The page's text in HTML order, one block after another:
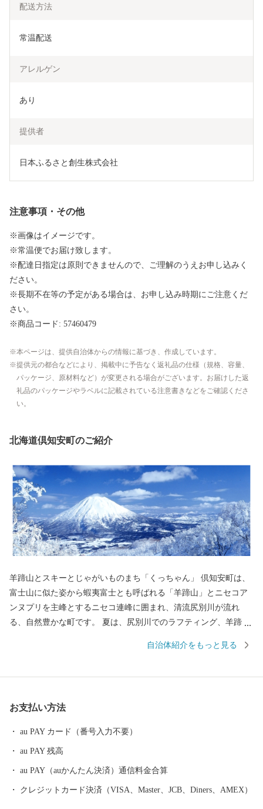
配送方法
常温配送
アレルゲン
あり
提供者
日本ふるさと創生株式会社
注意事項・その他
※画像はイメージです。
※常温便でお届け致します。
※配達日指定は原則できませんので、ご理解のうえお申し込みく
ださい。
※長期不在等の予定がある場合は、お申し込み時期にご注意くだ
さい。
※商品コード: 57460479
本ページは、提供自治体からの情報に基づき、作成しています。
提供元の都合などにより、掲載中に予告なく返礼品の仕様（規格、容量、
パッケージ、原材料など）が変更される場合がございます。お届けした返
礼品のパッケージやラベルに記載されている注意書きなどをご確認くださ
い。
北海道倶知安町のご紹介
羊蹄山とスキーとじゃがいものまち「くっちゃん」 倶知安町は、
富士山に似た姿から蝦夷富士とも呼ばれる「羊蹄山」とニセコア
ンヌプリを主峰とするニセコ連峰に囲まれ、清流尻別川が流れ
る、自然豊かな町です。 夏は、尻別川でのラフティング、羊蹄山
人気が高く、近年は夏を涼しく過ごす長期滞在者も増えていま
冬になると日本だけではなく世界各国から多くのスキーヤーやス
自治体紹介をもっと見る
お支払い方法
au PAY カード（番号入力不要）
au PAY 残高
au PAY（auかんたん決済）通信料金合算
クレジットカード決済（VISA、Master、JCB、Diners、AMEX）